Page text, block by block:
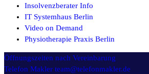
Insolvenzberater Info
IT Systemhaus Berlin
Video on Demand
Physiotherapie Praxis Berlin
Öffnungszeiten nach Vereinbarung
Telefon Makler team@telefonmakler.de